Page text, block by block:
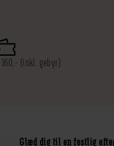
(inkl. gebyr)
Glæd dig til en festlig